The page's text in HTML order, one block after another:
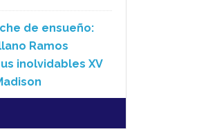
de ensueño:
Ramos
inolvidables XV